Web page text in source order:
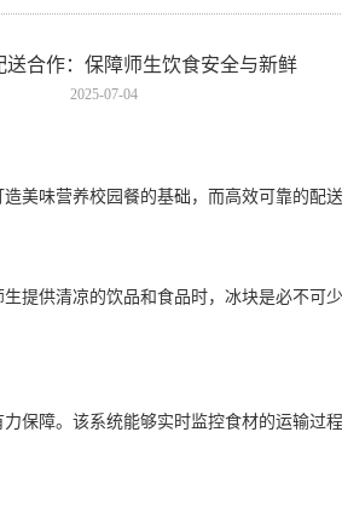
送合作：保障师生饮食安全与新鲜
2025-07-04
味营养校园餐的基础，而高效可靠的配送
供清凉的饮品和食品时，冰块是必不可
障。该系统能够实时监控食材的运输过